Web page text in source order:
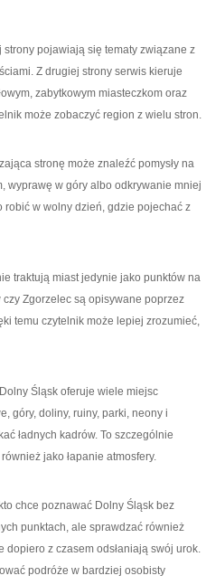
pojawiają się tematy związane z
Z drugiej strony serwis kieruje
zabytkowym miasteczkom oraz
może zobaczyć region z wielu stron.
stronę może znaleźć pomysły na
wyprawę w góry albo odkrywanie mniej
robić w wolny dzień, gdzie pojechać z
traktują miast jedynie jako punktów na
czy Zgorzelec są opisywane poprzez
temu czytelnik może lepiej zrozumieć,
Śląsk oferuje wiele miejsc
góry, doliny, ruiny, parki, neony i
ładnych kadrów. To szczególnie
jako łapanie atmosfery.
chce poznawać Dolny Śląsk bez
punktach, ale sprawdzać również
z czasem odsłaniają swój urok.
podróże w bardziej osobisty